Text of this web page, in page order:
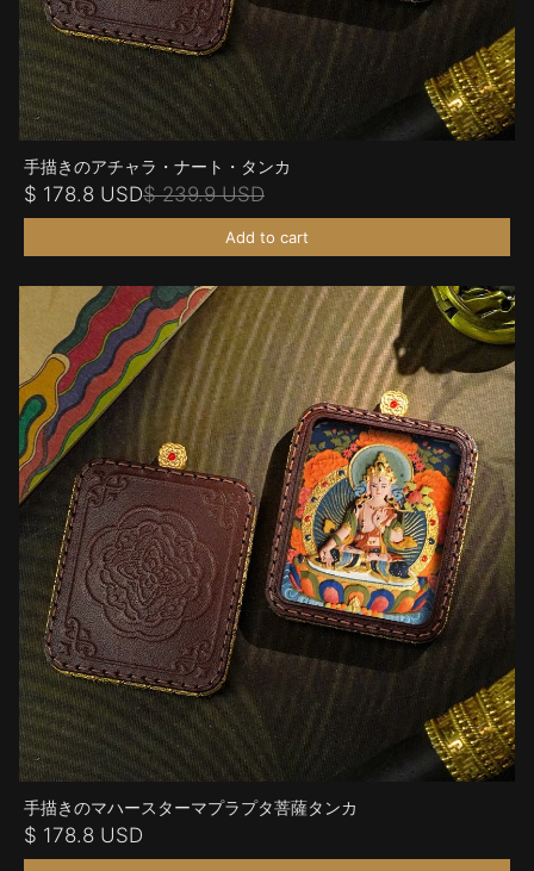
手描きのアチャラ・ナート・タンカ
$ 178.8 USD$ 239.9 USD
Add to cart
手描きのマハースターマプラプタ菩薩タンカ
$ 178.8 USD